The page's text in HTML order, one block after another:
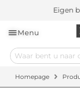
Eigen
Menu
Homepage